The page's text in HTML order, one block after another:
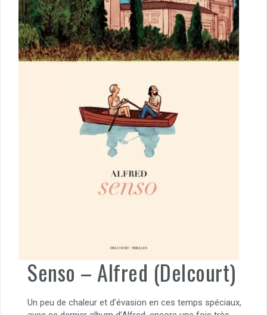
Senso – Alfred (Delcourt)
Un peu de chaleur et d’évasion en ces temps spéciaux,